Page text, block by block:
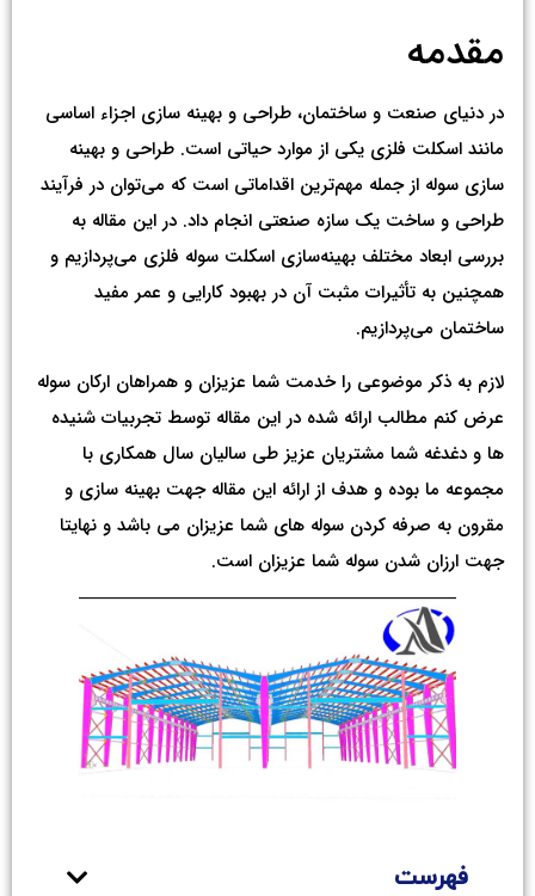
مقدمه
در دنیای صنعت و ساختمان، طراحی و بهینه‌ سازی اجزاء اساسی
مانند اسکلت‌ فلزی یکی از موارد حیاتی است. طراحی و بهینه‌
سازی سوله از جمله مهم‌ترین اقداماتی است که می‌توان در فرآیند
طراحی و ساخت یک سازه صنعتی انجام داد. در این مقاله به
بررسی ابعاد مختلف بهینه‌سازی اسکلت سوله فلزی می‌پردازیم و
همچنین به تأثیرات مثبت آن در بهبود کارایی و عمر مفید
ساختمان می‌پردازیم.
لازم به ذکر موضوعی را خدمت شما عزیزان و همراهان ارکان سوله
عرض کنم مطالب ارائه شده در این مقاله توسط تجربیات شنیده
ها و دغدغه شما مشتریان عزیز طی سالیان سال همکاری با
مجموعه ما بوده و هدف از ارائه این مقاله جهت بهینه سازی و
مقرون به صرفه کردن سوله های شما عزیزان می باشد و نهایتا
جهت ارزان شدن سوله شما عزیزان است.
فهرست